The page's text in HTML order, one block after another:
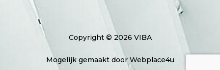
Copyright © 2026 VIBA
Mogelijk gemaakt door Webplace4u